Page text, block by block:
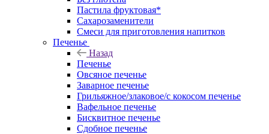
Пастила фруктовая*
Сахарозаменители
Смеси для приготовления напитков
Печенье
Назад
Печенье
Овсяное печенье
Заварное печенье
Грильяжное/злаковое/с кокосом печенье
Вафельное печенье
Бисквитное печенье
Сдобное печенье